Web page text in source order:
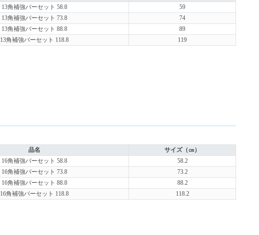
13角補強バーセット 58.8
59
13角補強バーセット 73.8
74
13角補強バーセット 88.8
89
13角補強バーセット 118.8 119
品名
サイズ（㎝）
16角補強バーセット 58.8
58.2
16角補強バーセット 73.8
73.2
16角補強バーセット 88.8
88.2
16角補強バーセット 118.8 118.2